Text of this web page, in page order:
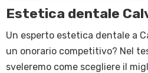
Estetica dentale
Un esperto estetica dentale a
un onorario competitivo? Nel
sveleremo come scegliere il